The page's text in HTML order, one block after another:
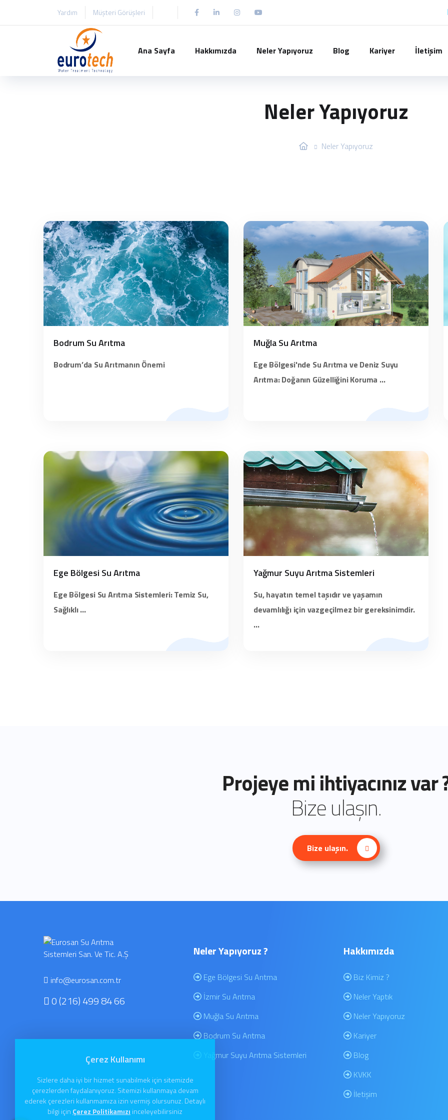
Yardım Müşteri Görüşleri
Ana Sayfa Hakkımızda Neler Yapıyoruz Blog Kariyer İletişim
Neler Yapıyoruz
Neler Yapıyoruz
Bodrum Su Arıtma
Bodrum’da Su Arıtmanın Önemi
Muğla Su Arıtma
Ege Bölgesi'nde Su Arıtma ve Deniz Suyu
Arıtma: Doğanın Güzelliğini Koruma ...
Ege Bölgesi Su Arıtma
Ege Bölgesi Su Arıtma Sistemleri: Temiz Su,
Sağlıklı ...
Yağmur Suyu Arıtma Sistemleri
Su, hayatın temel taşıdır ve yaşamın
devamlılığı için vazgeçilmez bir gereksinimdir.
...
Projeye mi ihtiyacınız var
Bize ulaşın.
Bize ulaşın.
info@eurosan.com.tr
0 (216) 499 84 66
Neler Yapıyoruz ?
Ege Bölgesi Su Arıtma
İzmir Su Arıtma
Muğla Su Arıtma
Bodrum Su Arıtma
Yağmur Suyu Arıtma Sistemleri
Hakkımızda
Biz Kimiz ?
Neler Yaptık
Neler Yapıyoruz
Kariyer
Blog
KVKK
İletişim
Çerez Kullanımı
Sizlere daha iyi bir hizmet sunabilmek için sitemizde
çerezlerden faydalanıyoruz. Sitemizi kullanmaya devam
ederek çerezleri kullanmamıza izin vermiş olursunuz. Detaylı
bilgi için Çerez Politikamızı inceleyebilirsiniz